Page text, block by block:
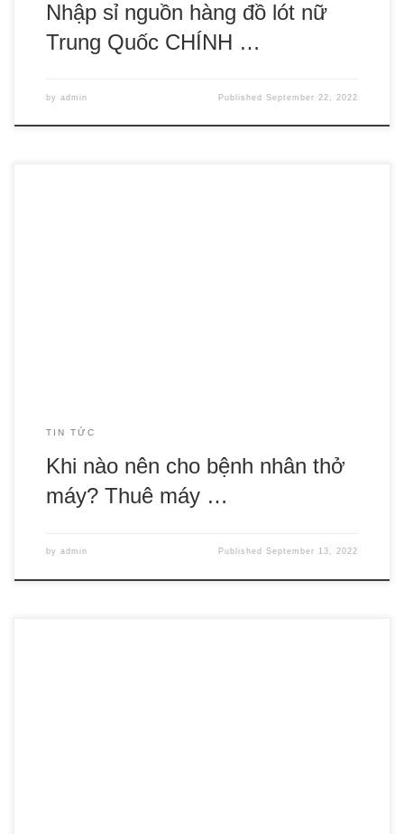
Nhập sỉ nguồn hàng đồ lót nữ
Trung Quốc CHÍNH …
by admin PublishedSeptember 22, 2022
TIN TỨC
Khi nào nên cho bệnh nhân thở
máy? Thuê máy …
by admin PublishedSeptember 13, 2022